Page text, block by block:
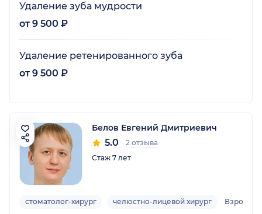
Удаление зуба мудрости
от 9 500 ₽
Удаление ретенированного зуба
от 9 500 ₽
Белов Евгений Дмитриевич
5.0
2 отзыва
Стаж 7 лет
стоматолог-хирург челюстно-лицевой хирург Взрослый